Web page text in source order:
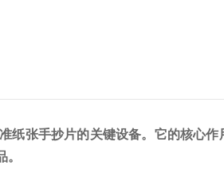
纸张手抄片的关键设备。它的核心